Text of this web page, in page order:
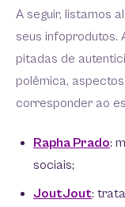
A seguir, listamos
seus infoprodutos.
pitadas de
polêmica,
corresponder ao
Rapha Prado:
sociais;
JoutJout: